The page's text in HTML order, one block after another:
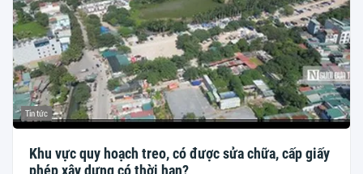
Tin tức
Khu vực quy hoạch treo, có được sửa chữa, cấp giấy
phép xây dựng có thời hạn?